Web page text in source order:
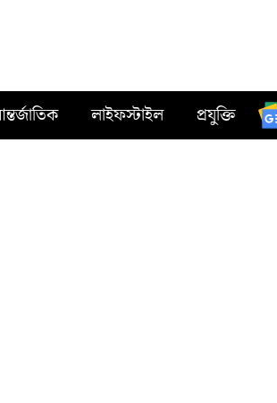
লাইফস্টাইল প্রযুক্তি